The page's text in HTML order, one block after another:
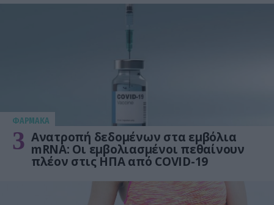
ΦΑΡΜΑΚΑ
3 Ανατροπή δεδομένων στα εμβόλια
mRNA: Οι εμβολιασμένοι πεθαίνουν
πλέον στις ΗΠΑ από COVID-19